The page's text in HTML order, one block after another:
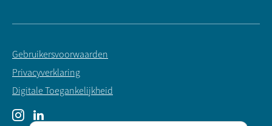
Gebruikersvoorwaarden
Privacyverklaring
Digitale Toegankelijkheid
InstagramLinkedIn